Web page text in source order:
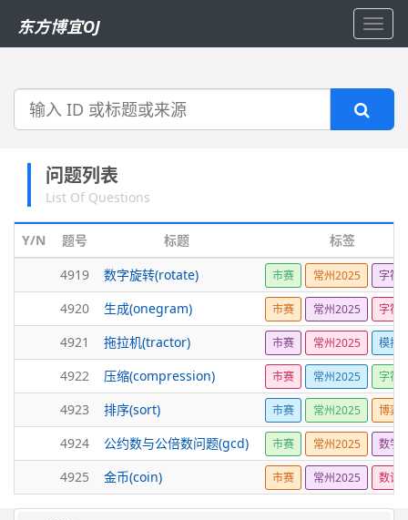
东方博宜OJ
搜
问题列表
List Of Questions
Y/N 题号 标题
标签
4919
数字旋转(rotate) 市赛 常州2025 字符
4920 生成(onegram) 市赛 常州2025 字符
4921 拖拉机(tractor) 市赛 常州2025 模拟
4922 压缩(compression) 市赛 常州2025 字符
4923 排序(sort) 市赛 常州2025 博弈
4924 公约数与公倍数问题(gcd) 市赛 常州2025 数学
4925 金币(coin) 市赛 常州2025 数论